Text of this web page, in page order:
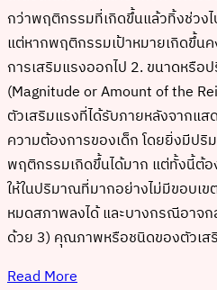
กว่าพฤติกรรมที่เกิดขึ้นแล้วทิ้งช่วง
แต่หากพฤติกรรมเป้าหมายเกิดขึ้น
การเสริมแรงออกไป 2. ขนาดหรือ
(Magnitude or Amount of
ตัวเสริมแรงที่ได้รับภายหลังจาก
ความต้องการของเด็ก โดยยิ่งมีป
พฤติกรรมเกิดขึ้นได้มาก แต่ทั้งนี้ต้
ให้ในปริมาณที่มากอย่างไม่มีขอบเ
หมดสภาพลงได้ และบางกรณีอาจก
ด้วย 3) คุณภาพหรือชนิดของตัวเส
Read More